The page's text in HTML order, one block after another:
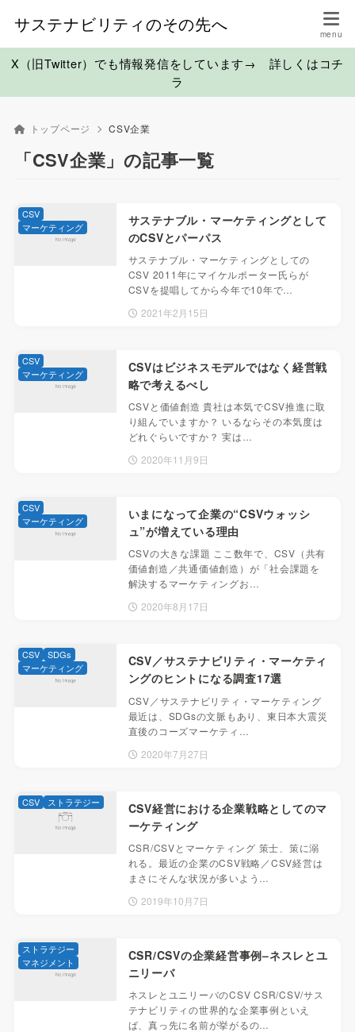
サステナビリティのその先へ
X（旧Twitter）でも情報発信をしています→ 詳しくはコチ
ラ
トップページ CSV企業
「CSV企業」の記事一覧
サステナブル・マーケティングとして
のCSVとパーパス
サステナブル・マーケティングとしての
CSV 2011年にマイケルポーター氏らが
CSVを提唱してから今年で10年で…
2021年2月15日
CSV
マーケティング
CSVはビジネスモデルではなく経営戦
略で考えるべし
CSVと価値創造 貴社は本気でCSV推進に取
り組んでいますか？ いるならその本気度は
どれぐらいですか？ 実は…
2020年11月9日
CSV
マーケティング
いまになって企業の“CSVウォッシ
ュ”が増えている理由
CSVの大きな課題 ここ数年で、CSV（共有
価値創造／共通価値創造）が「社会課題を
解決するマーケティングお…
2020年8月17日
CSV
マーケティング
CSV／サステナビリティ・マーケティ
ングのヒントになる調査17選
CSV／サステナビリティ・マーケティング
最近は、SDGsの文脈もあり、東日本大震災
直後のコーズマーケティ…
2020年7月27日
CSV
SDGs
マーケティング
CSV経営における企業戦略としてのマ
ーケティング
CSR/CSVとマーケティング 策士、策に溺
れる。最近の企業のCSV戦略／CSV経営は
まさにそんな状況が多いよう…
2019年10月7日
CSV ストラテジー
CSR/CSVの企業経営事例–ネスレとユ
ニリーバ
ネスレとユニリーバのCSV CSR/CSV/サス
テナビリティの世界的な企業事例といえ
ば、真っ先に名前が挙がるの…
ストラテジー
マネジメント